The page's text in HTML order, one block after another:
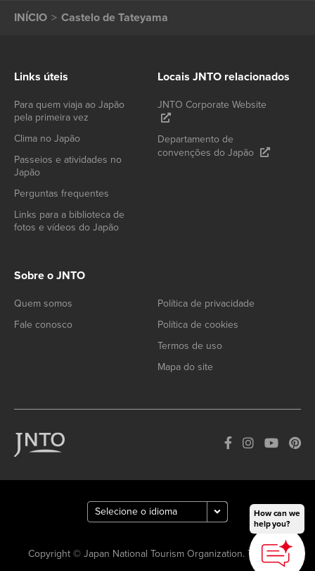
INÍCIO Castelo de Tateyama
Links úteis
Para quem viaja ao Japão
pela primeira vez
Clima no Japão
Passeios e atividades no
Japão
Perguntas frequentes
Links para a biblioteca de
fotos e vídeos do Japão
Locais JNTO relacionados
JNTO Corporate Website
Departamento de
convenções do Japão
Sobre o JNTO
Quem somos
Fale conosco
Política de privacidade
Política de cookies
Termos de uso
Mapa do site
Copyright © Japan National Tourism Organization. Todos os
How can we
help you?